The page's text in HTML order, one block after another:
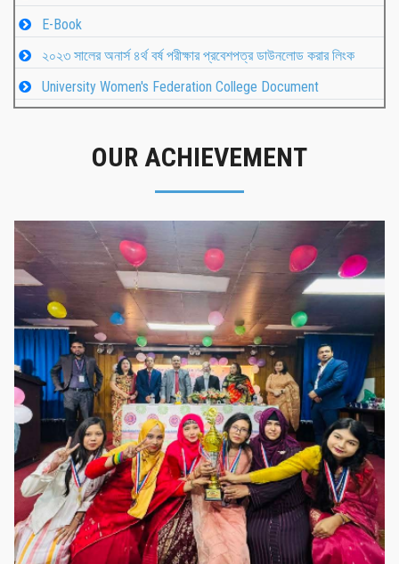
E-Book
২০২৩ সালের অনার্স ৪র্থ বর্ষ পরীক্ষার প্রবেশপত্র ডাউনলোড করার লিংক
University Women's Federation College Document
OUR ACHIEVEMENT
গৌরবের মুহূর্ত
গৌরবের মুহূর্ত